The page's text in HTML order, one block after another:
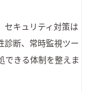
セキュリティ対策は
診断、常時監視ツー
できる体制を整えま